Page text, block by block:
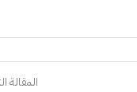
المقالة